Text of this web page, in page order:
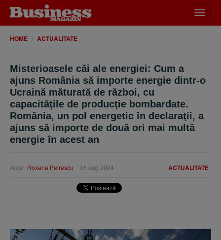
meniu
HOME ACTUALITATE
Misterioasele căi ale energiei: Cum a
ajuns România să importe energie dintr-o
Ucraină măturată de război, cu
capacităţile de producţie bombardate.
România, un pol energetic în declaraţii, a
ajuns să importe de două ori mai multă
energie în acest an
ACTUALITATE
Autor: Roxana Petrescu 16 aug 2024